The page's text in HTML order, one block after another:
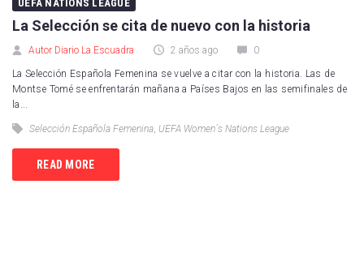
UEFA NATIONS LEAGUE
La Selección se cita de nuevo con la historia
Autor Diario La Escuadra 2 años ago 0
La Selección Española Femenina se vuelve a citar con la historia. Las de
Montse Tomé se enfrentarán mañana a Países Bajos en las semifinales de
la...
Selección Española Femenina, UEFA Women´s Nations League
READ MORE